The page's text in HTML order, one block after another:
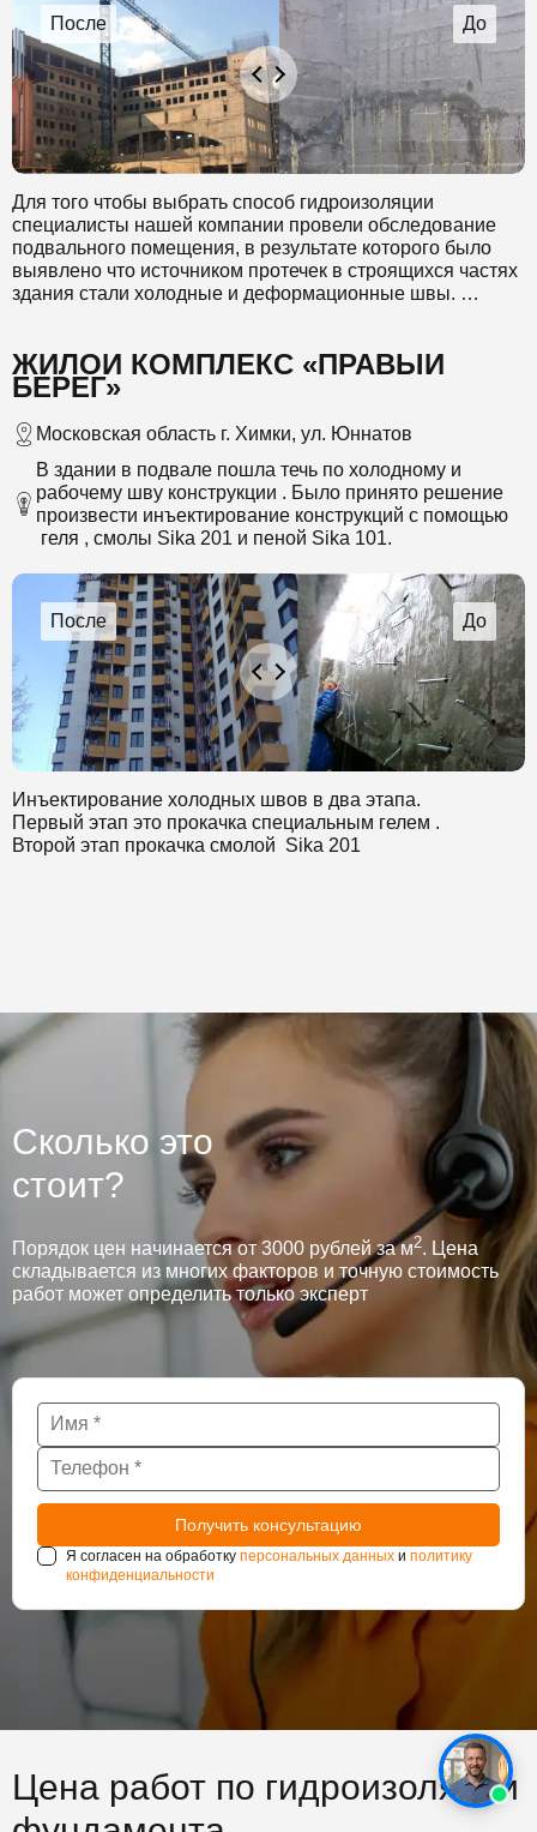
Для того чтобы выбрать способ гидроизоляции
специалисты нашей компании провели обследование
подвального помещения, в результате которого было
выявлено что источником протечек в строящихся частях
здания стали холодные и деформационные швы.
короткие сроки и без остановки работы здания был
выбран метод распыления с применением
распыления наносили смолу Sika на фундамент. Этот
состав обладает повышенной текучестью, в результате
чего были заполнены все мельчайшие дефекты и
микротрещины. Данный способ обеспечивает
продолжительный срок службы такой защиты и о
протечках в деформационных швах можно будет забыть
Объём холодных швов составил 900 м., все работы по
устранению протечек в деформационных швах были
проведены с использованием полиуретановой смолы с
гарантией на 2 года.
Мы предоставили заказчику качественно выполненную
работу, выполненную в кратчайшие сроки, которой
остались довольны.
ЖИЛОЙ КОМПЛЕКС «ПРАВЫЙ
БЕРЕГ»
Московская область г. Химки, ул. Юннатов
В здании в подвале пошла течь по холодному и
рабочему шву конструкции . Было принято решение
произвести инъектирование конструкций с помощью
геля , смолы Sika 201 и пеной Sika 101.
Инъектирование холодных швов в два этапа.
Первый этап это прокачка специальным гелем .
Второй этап прокачка смолой Sika 201
Сколько это
стоит?
Порядок цен начинается от 3000 рублей за м2. Цена
складывается из многих факторов и точную стоимость
работ может определить только эксперт
Я согласен на обработку персональных данных и политику
конфиденциальности
Цена работ по гидроизоляции